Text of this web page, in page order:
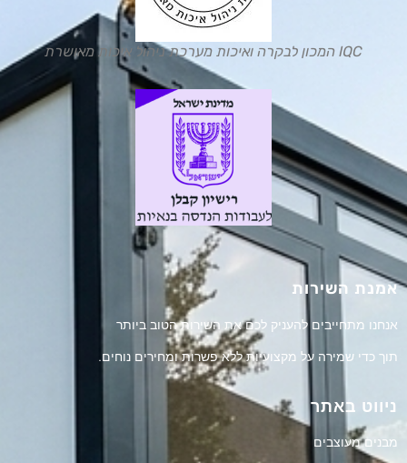
IQC המכון לבקרה ואיכות מערכת ניהול איכות מאושרת
אמנת השירות
אנחנו מתחייבים להעניק לכם את השירות הטוב ביותר
תוך כדי שמירה על מקצועיות ללא פשרות ומחירים נוחים.
ניווט באתר
מבנים מעוצבים